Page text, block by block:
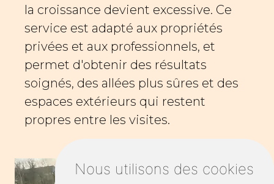
Nous utilisons des cookies
la croissance devient excessive. Ce
service est adapté aux propriétés
privées et aux professionnels, et
permet d'obtenir des résultats
soignés, des allées plus sûres et des
espaces extérieurs qui restent
propres entre les visites.